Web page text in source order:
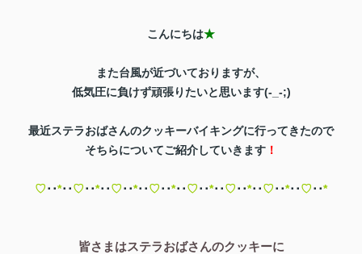
こんにちは★
また台風が近づいておりますが、
低気圧に負けず頑張りたいと思います(-_-;)
最近ステラおばさんのクッキーバイキングに行ってきたので
そちらについてご紹介していきます ！
♡･･*･･♡･･*･･♡･･*･･♡･･*･･♡･･*･･♡･･*･･♡･･*･･♡･･*
皆さまはステラおばさんのクッキーに